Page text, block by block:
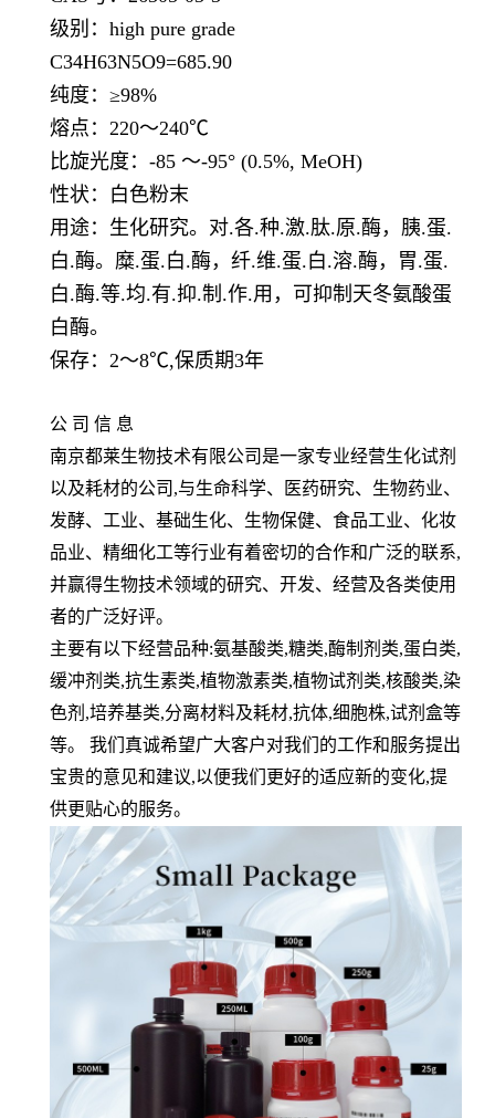
级别： high pure grade
C34H63N5O9=685.90
纯度：≥98%
熔点： 220～240℃
比旋光度： -85 ～-95° (0.5%, MeOH)
性状：白色粉末
用途：生化研究。对.各.种.激.肽.原.酶，胰.蛋.
白.酶。糜.蛋.白.酶，纤.维.蛋.白.溶.酶，胃.蛋.
白.酶.等.均.有.抑.制.作.用 ，可抑制天冬氨酸蛋
白酶。
保存： 2～8℃,保质期3年
公 司 信 息
南京都莱生物技术有限公司是一家专业经营生化试剂
以及耗材的公司 ,与生命科学、医药研究、生物药业、
发酵、工业、基础生化、生物保健、食品工业、化妆
品业、精细化工等行业有着密切的合作和广泛的联系,
并赢得生物技术领域的研究、开发、经营及各类使用
者的广泛好评。
主要有以下经营品种:氨基酸类,糖类,酶制剂类,蛋白类,
缓冲剂类,抗生素类,植物激素类,植物试剂类,核酸类,染
色剂 ,培养基类,分离材料及耗材,抗体,细胞株,试剂盒等
等。 我们真诚希望广大客户对我们的工作和服务提出
宝贵的意见和建议,以便我们更好的适应新的变化,提
供更贴心的服务。